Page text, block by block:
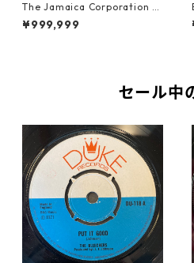
The Jamaica Corporation -
Egyptian Reggae【7-2080
4】
¥999,999
セール中